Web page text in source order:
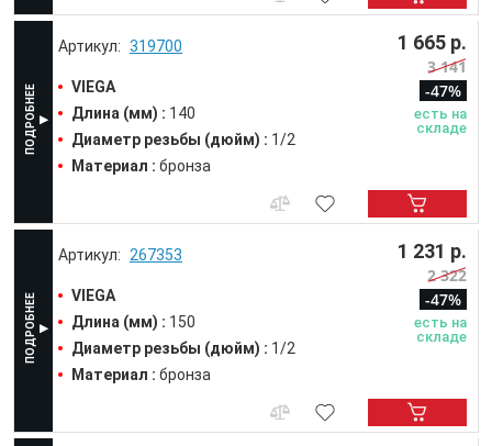
319700
VIEGA
Длина (мм) : 140
Диаметр резьбы (дюйм) : 1/2
Материал : бронза
1 665 р.
3 141
-47%
есть на
складе
267353
VIEGA
Длина (мм) : 150
Диаметр резьбы (дюйм) : 1/2
Материал : бронза
1 231 р.
2 322
-47%
есть на
складе